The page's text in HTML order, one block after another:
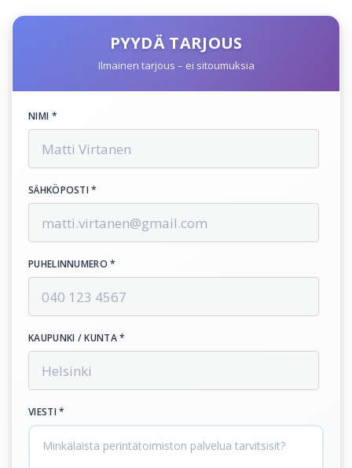
PYYDÄ TARJOUS
Ilmainen tarjous – ei sitoumuksia
NIMI *
SÄHKÖPOSTI *
PUHELINNUMERO *
KAUPUNKI / KUNTA *
VIESTI *